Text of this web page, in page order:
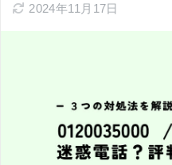
2024年11月17日